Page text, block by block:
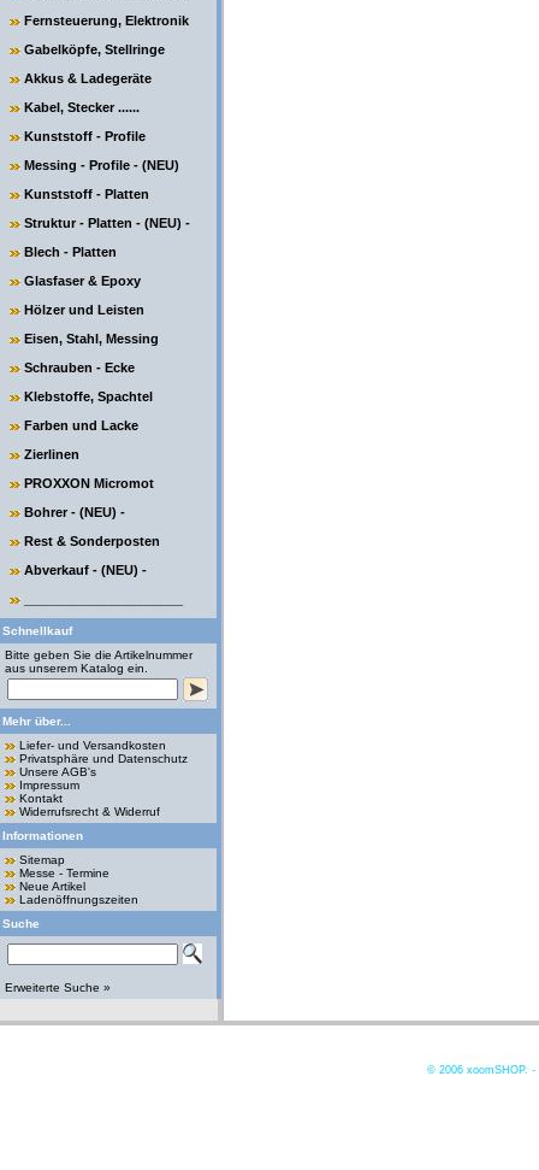
Fernsteuerung, Elektronik
Gabelköpfe, Stellringe
Akkus & Ladegeräte
Kabel, Stecker ......
Kunststoff - Profile
Messing - Profile - (NEU)
Kunststoff - Platten
Struktur - Platten - (NEU) -
Blech - Platten
Glasfaser & Epoxy
Hölzer und Leisten
Eisen, Stahl, Messing
Schrauben - Ecke
Klebstoffe, Spachtel
Farben und Lacke
Zierlinen
PROXXON Micromot
Bohrer - (NEU) -
Rest & Sonderposten
Abverkauf - (NEU) -
Schnellkauf
Bitte geben Sie die Artikelnummer
aus unserem Katalog ein.
Mehr über...
Liefer- und Versandkosten
Privatsphäre und Datenschutz
Unsere AGB's
Impressum
Kontakt
Widerrufsrecht & Widerruf
Informationen
Sitemap
Messe - Termine
Neue Artikel
Ladenöffnungszeiten
Suche
Erweiterte Suche »
© 2006 xoomSHOP. -